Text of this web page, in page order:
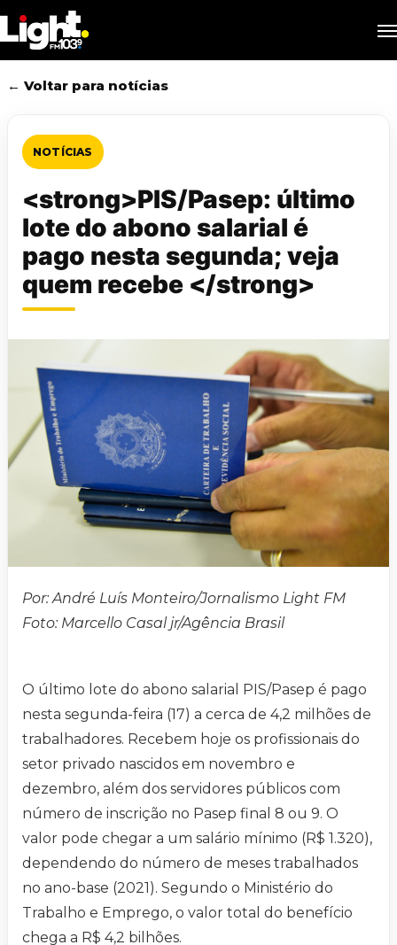
to
main
content
← Voltar para notícias
NOTÍCIAS
<strong>PIS/Pasep: último
lote do abono salarial é
pago nesta segunda; veja
quem recebe </strong>
Por: André Luís Monteiro/Jornalismo Light FM
Foto: Marcello Casal jr/Agência Brasil
O último lote do abono salarial PIS/Pasep é pago
nesta segunda-feira (17) a cerca de 4,2 milhões de
trabalhadores. Recebem hoje os profissionais do
setor privado nascidos em novembro e
dezembro, além dos servidores públicos com
número de inscrição no Pasep final 8 ou 9. O
valor pode chegar a um salário mínimo (R$ 1.320),
dependendo do número de meses trabalhados
no ano-base (2021). Segundo o Ministério do
Trabalho e Emprego, o valor total do benefício
chega a R$ 4,2 bilhões.